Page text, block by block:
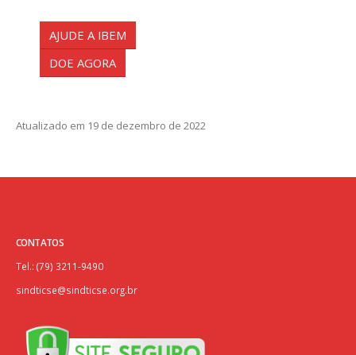
AJUDE A IBEM
DOE AGORA
Atualizado em 19 de dezembro de 2022
CONTATOS
Tel.: (79) 3211-9490
sindticse@sindticse.org.br